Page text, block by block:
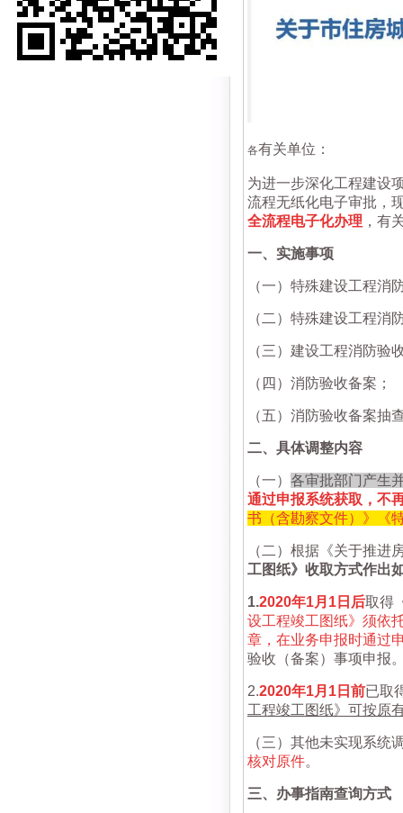
各有关单位：
为进一步深化工程建设
流程无纸化电子审批，
全流程电子化办理 ，有
一、实施事项
（一）特殊建设工程消
（二）特殊建设工程消
（三）建设工程消防验
（四）消防验收备案；
（五）消防验收备案抽
二、具体调整内容
（一） 各审批部门产生
通过申报系统获取，不
书（含勘察文件）》《
（二）根据《关于推进
工图纸》收取方式作出
1.2020年1月1日后取得
设工程竣工图纸》须依
章，在业务申报时通过
验收（备案）事项申报
2.2020年1月1日前已取
工程竣工图纸》可按原
（三）其他未实现系统
核对原件。
三、办事指南查询方式